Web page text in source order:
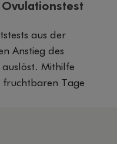
aus der
Anstieg des
Mithilfe
fruchtbaren Tage